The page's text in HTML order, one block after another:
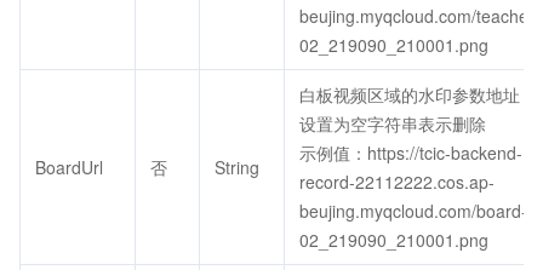
beujing.myqcloud.com/teacher-
02_219090_210001.png
BoardUrl 否 String
白板视频区域的水印参数地址，
设置为空字符串表示删除
示例值：https://tcic-backend-
record-22112222.cos.ap-
beujing.myqcloud.com/board-
02_219090_210001.png